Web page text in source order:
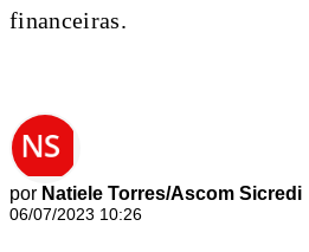
financeiras.
por Natiele Torres/Ascom Sicredi
06/07/2023 10:26